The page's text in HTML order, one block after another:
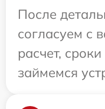
После
согласуем с
расчет,
займемся